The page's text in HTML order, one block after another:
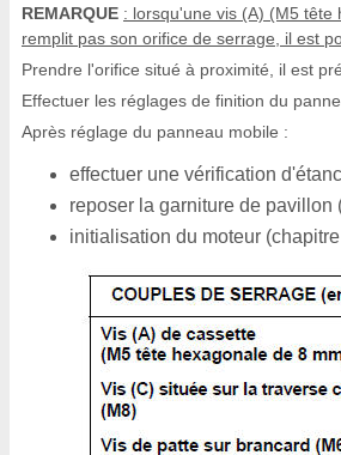
REMARQUE : lorsqu'une vis (A) (M5 tête
remplit pas son orifice de serrage, il est
Prendre l'orifice situé à proximité, il est
Effectuer les réglages de finition du
Après réglage du panneau mobile :
effectuer une vérification
reposer la garniture de pavillon
initialisation du moteur